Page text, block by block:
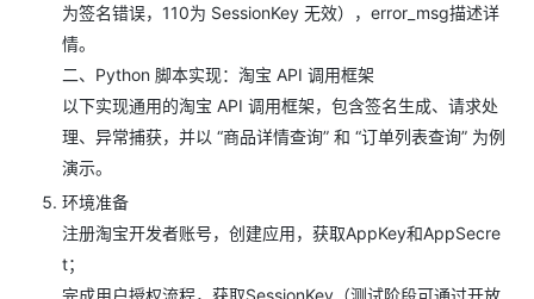
为签名错误，110为 SessionKey 无效），error_msg描述详
情。
二、Python 脚本实现：淘宝 API 调用框架
以下实现通用的淘宝 API 调用框架，包含签名生成、请求处
理、异常捕获，并以 “商品详情查询” 和 “订单列表查询” 为例
演示。
环境准备
注册淘宝开发者账号，创建应用，获取AppKey和AppSecre
t；
完成用户授权流程，获取SessionKey（测试阶段可通过开放